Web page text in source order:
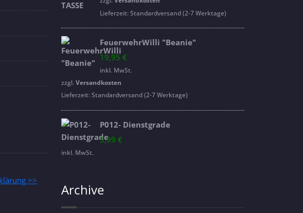
>>
16,95 € 14,95 €.
Lieferzeit:Standardversand (2-7 Werktage)
FeuerwehrWilli "Beanie"
19,95€
inkl. MwSt.
zzgl.Versandkosten
Lieferzeit:Standardversand (2-7 Werktage)
P012- Dienstgrade
5,99 €
inkl. MwSt.
Archive